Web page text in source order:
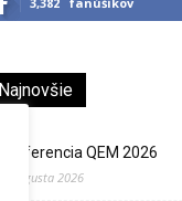
QEM 2026
augusta 2026